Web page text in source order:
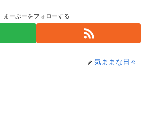
まーぶーをフォローする
気ままな日々